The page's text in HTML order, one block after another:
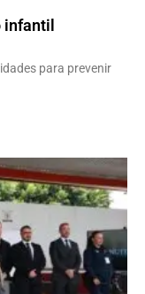
infantil
para prevenir